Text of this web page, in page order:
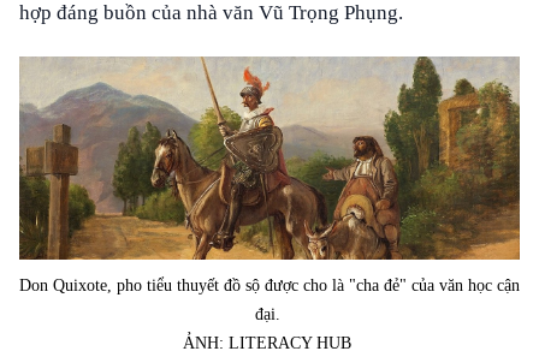
hợp đáng buồn của nhà văn Vũ Trọng Phụng.
Don Quixote, pho tiểu thuyết đồ sộ được cho là "cha đẻ" của văn học cận
đại.
ẢNH: LITERACY HUB